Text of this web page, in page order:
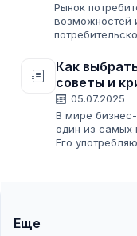
Рынок
возможностей
зашкаливает,
Как
советы и
05.07.2025
В мире
один из самых
Его
Еще